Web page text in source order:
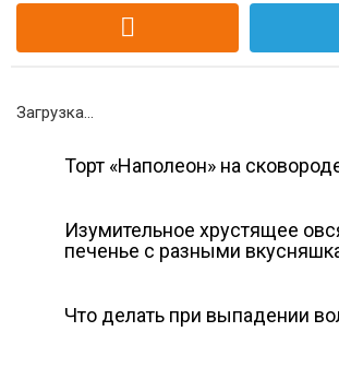
Загрузка...
Торт «Наполеон» на
Изумительное хрустящее
печенье с разными
Что делать при выпадении